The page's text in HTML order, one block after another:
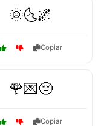
🌞🌜🌌
Copiar
🌹💌😔
Copiar